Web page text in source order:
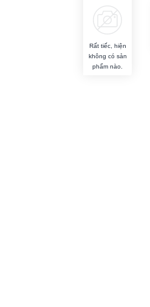
Rất tiếc, hiện
không có sản
phẩm nào.